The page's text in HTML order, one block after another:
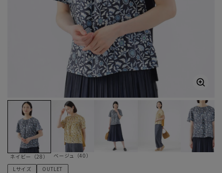
ネイビー（28）
ベージュ（40）
Lサイズ
OUTLET